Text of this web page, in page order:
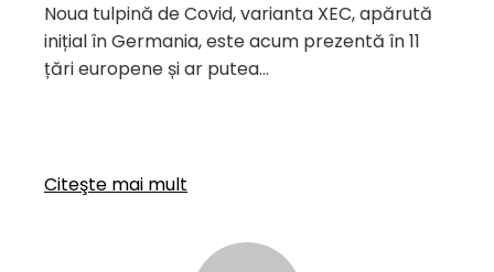
Noua tulpină de Covid, varianta XEC, apărută
inițial în Germania, este acum prezentă în 11
țări europene și ar putea…
Citeşte mai mult